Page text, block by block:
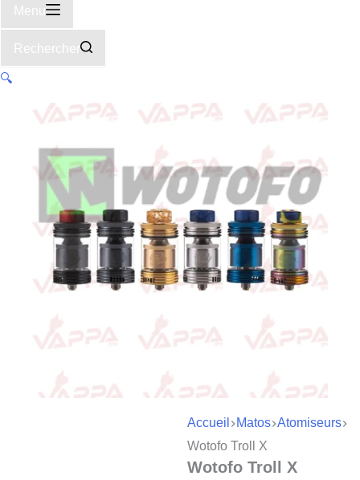
Menu
Rechercher
🔍
Accueil Matos Atomiseurs
Wotofo Troll X
Wotofo Troll X